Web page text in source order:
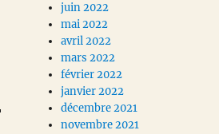
juin 2022
mai 2022
avril 2022
mars 2022
février 2022
janvier 2022
décembre 2021
novembre 2021